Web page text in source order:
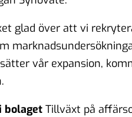
glad över att vi
vår expansion,
bolaget Tillväxt på